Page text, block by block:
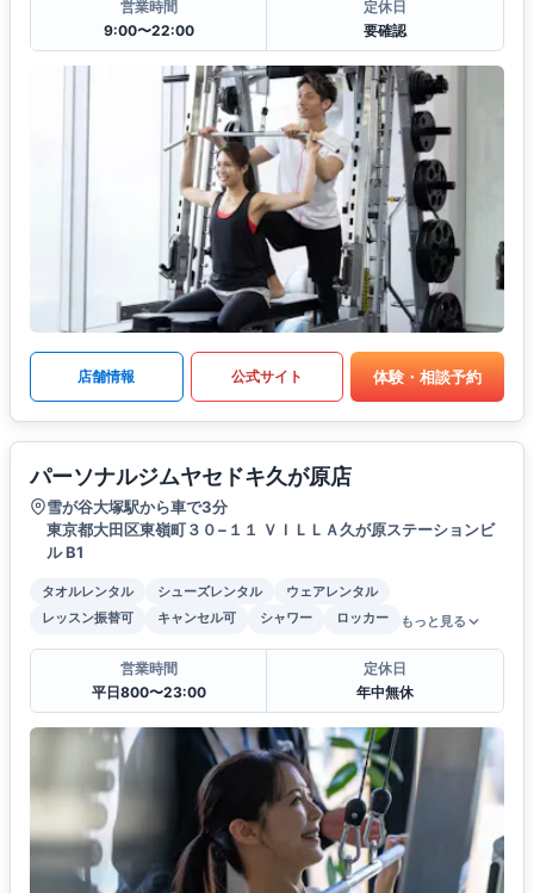
営業時間
9:00〜22:00
定休日
要確認
店舗情報 公式サイト 体験・相談予約
パーソナルジムヤセドキ久が原店
雪が谷大塚駅から車で3分
東京都大田区東嶺町３０−１１ ＶＩＬＬＡ久が原ステーションビ
ル B1
タオルレンタル シューズレンタル
ウェアレンタル
レッスン振替可
キャンセル可 シャワー ロッカー もっと見る
営業時間
平日800〜23:00
定休日
年中無休